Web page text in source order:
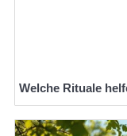
Welche Rituale